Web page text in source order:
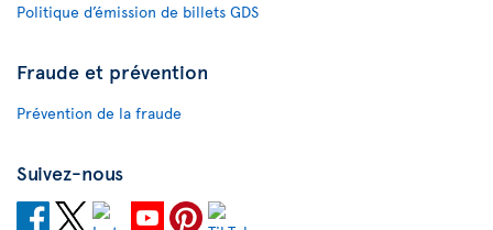
Politique d’émission de billets GDS
Fraude et prévention
Prévention de la fraude
Suivez-nous